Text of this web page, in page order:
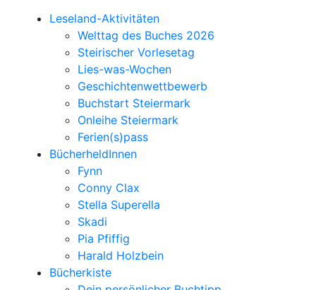
Leseland-Aktivitäten
Welttag des Buches 2026
Steirischer Vorlesetag
Lies-was-Wochen
Geschichtenwettbewerb
Buchstart Steiermark
Onleihe Steiermark
Ferien(s)pass
BücherheldInnen
Fynn
Conny Clax
Stella Superella
Skadi
Pia Pfiffig
Harald Holzbein
Bücherkiste